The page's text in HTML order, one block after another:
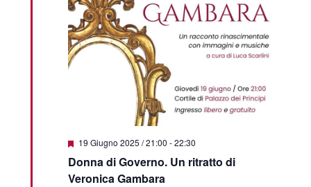
Featured
19 Giugno 2025 / 21:00 -22:30
Donna di Governo. Un ritratto di
Veronica Gambara